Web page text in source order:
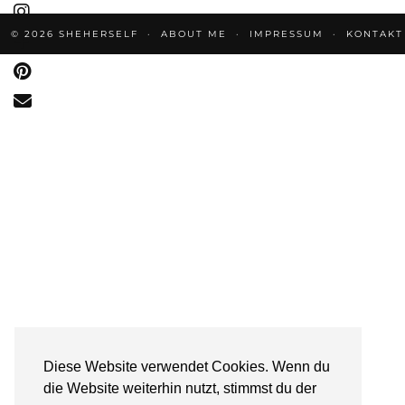
Diese Website verwendet Cookies. Wenn du
die Website weiterhin nutzt, stimmst du der
© 2026 SHEHERSELF ABOUT ME IMPRESSUM KONTAKT